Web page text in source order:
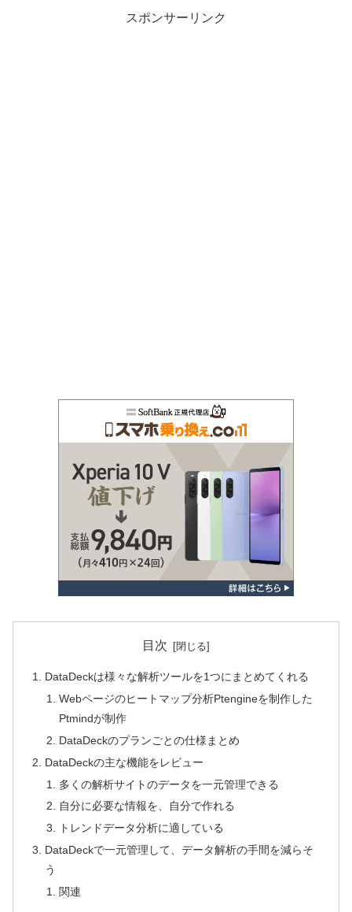
スポンサーリンク
目次
DataDeckは様々な解析ツールを1つにまとめてくれる
Webページのヒートマップ分析Ptengineを制作した
Ptmindが制作
DataDeckのプランごとの仕様まとめ
DataDeckの主な機能をレビュー
多くの解析サイトのデータを一元管理できる
自分に必要な情報を、自分で作れる
トレンドデータ分析に適している
DataDeckで一元管理して、データ解析の手間を減らそ
う
関連